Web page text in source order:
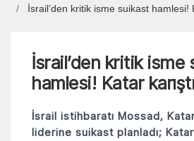
İsrail’den kritik isme suikast hamlesi!
İsrail’den kritik isme
hamlesi! Katar karıştı
İsrail istihbaratı Mossad,
liderine suikast planladı;